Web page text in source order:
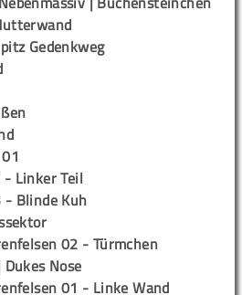
Gedenkweg
Linker Teil
- Blinde Kuh
02 - Türmchen
Nose
01 - Linke Wand